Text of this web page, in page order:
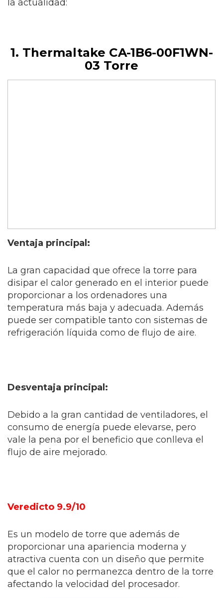
la actualidad:
1. Thermaltake CA-1B6-00F1WN-
03 Torre
Ventaja principal:
La gran capacidad que ofrece la torre para
disipar el calor generado en el interior puede
proporcionar a los ordenadores una
temperatura más baja y adecuada. Además
puede ser compatible tanto con sistemas de
refrigeración líquida como de flujo de aire.
Desventaja principal:
Debido a la gran cantidad de ventiladores, el
consumo de energía puede elevarse, pero
vale la pena por el beneficio que conlleva el
flujo de aire mejorado.
Veredicto 9.9/10
Es un modelo de torre que además de
proporcionar una apariencia moderna y
atractiva cuenta con un diseño que permite
que el calor no permanezca dentro de la torre
afectando la velocidad del procesador.